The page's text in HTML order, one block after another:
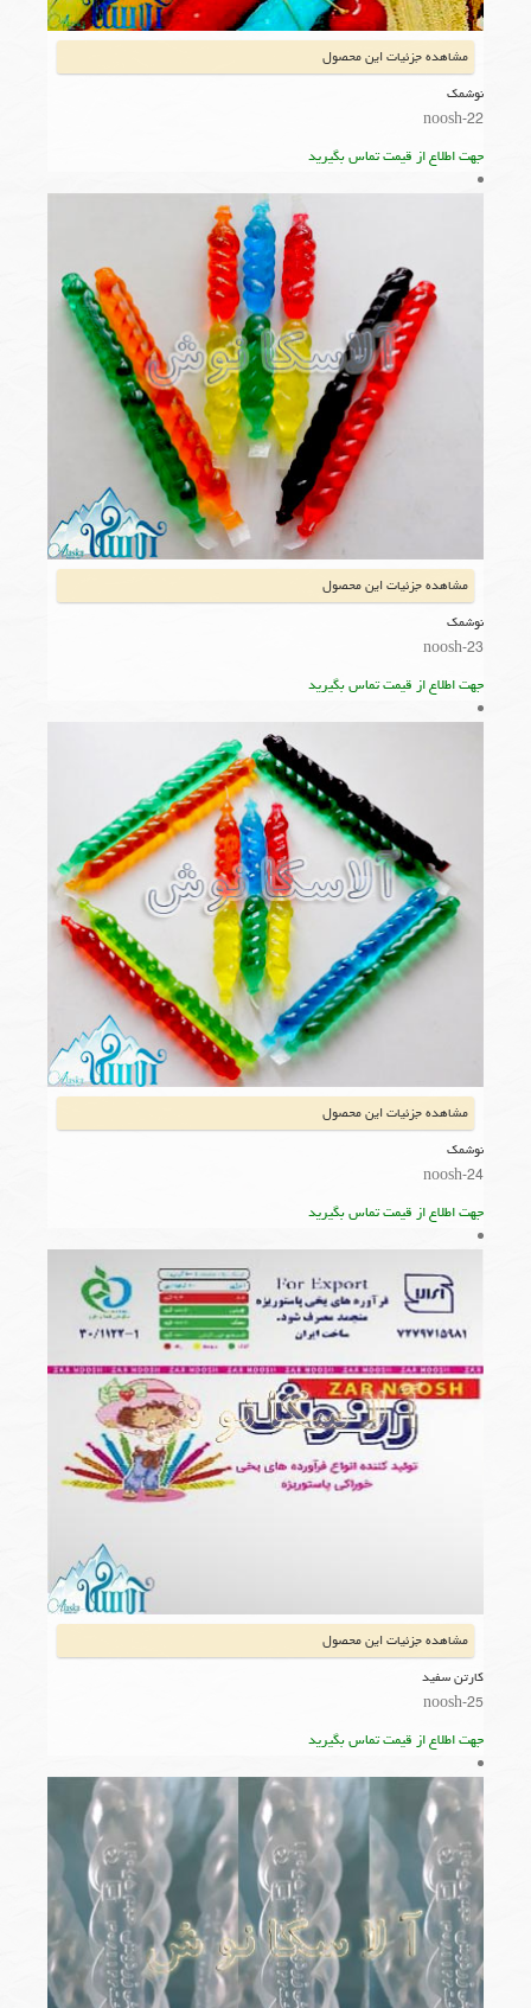
مشاهده جزئیات این محصول
نوشمک
noosh-22
جهت اطلاع از قیمت تماس بگیرید
مشاهده جزئیات این محصول
نوشمک
noosh-23
جهت اطلاع از قیمت تماس بگیرید
مشاهده جزئیات این محصول
نوشمک
noosh-24
جهت اطلاع از قیمت تماس بگیرید
مشاهده جزئیات این محصول
کارتن سفید
noosh-25
جهت اطلاع از قیمت تماس بگیرید